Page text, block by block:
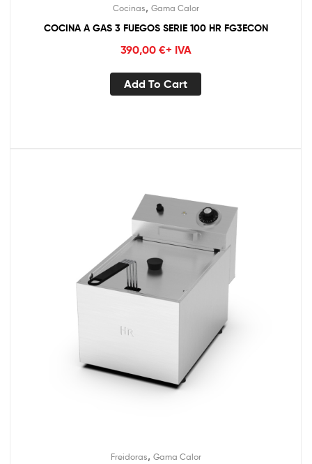
Cocinas, Gama Calor
COCINA A GAS 3 FUEGOS SERIE 100 HR FG3ECON
390,00 €+ IVA
Add To Cart
Freidoras, Gama Calor